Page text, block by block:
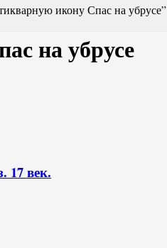
икону Спас на убрусе”
на убрусе
17 век.